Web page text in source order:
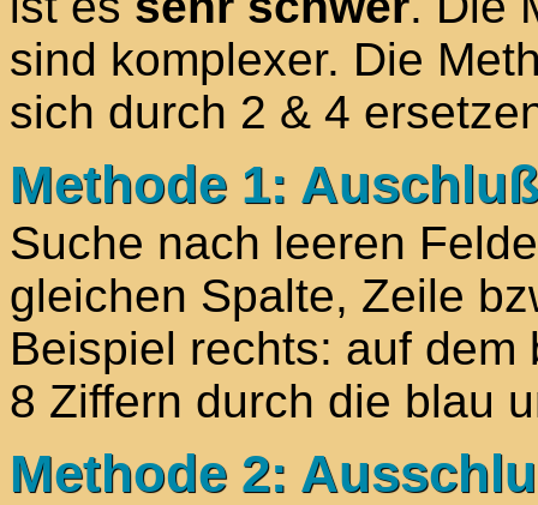
sind komplexer. Die
sich durch 2 & 4
Methode 1:
Suche nach leeren
gleichen Spalte, Zeile
Beispiel rechts: auf
8 Ziffern durch die blau
Methode 2: